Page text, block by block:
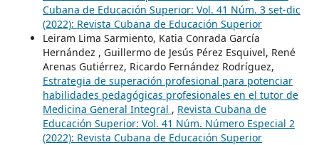
Cubana de Educación Superior: Vol. 41 Núm. 3 set-dic
(2022): Revista Cubana de Educación Superior
Leiram Lima Sarmiento, Katia Conrada García
Hernández , Guillermo de Jesús Pérez Esquivel, René
Arenas Gutiérrez, Ricardo Fernández Rodríguez,
Estrategia de superación profesional para potenciar
habilidades pedagógicas profesionales en el tutor de
Medicina General Integral , Revista Cubana de
Educación Superior: Vol. 41 Núm. Número Especial 2
(2022): Revista Cubana de Educación Superior